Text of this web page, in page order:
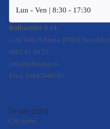
Lun - Ven | 8:30 - 17:30
Italbacolor S.r.l.
C.da Valle S.Maria, 87024 Fuscaldo
0982 61 80 25
info@infissopro.it
P.Iva: 01842840785
In un click
Chi siamo